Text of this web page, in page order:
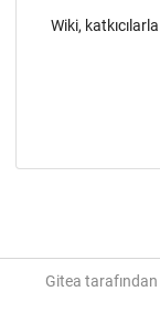
Wiki,
Gitea